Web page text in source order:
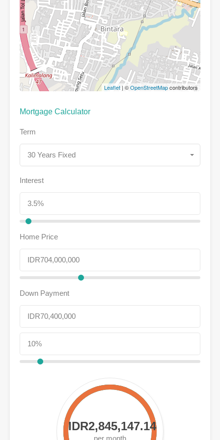
Leaflet | ©OpenStreetMapcontributors
Mortgage Calculator
Term
30 Years Fixed
Interest
Home Price
Down Payment
IDR2,845,147.14